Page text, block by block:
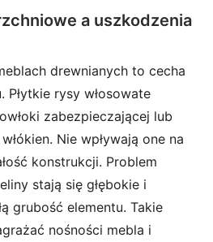
a uszkodzenia
drewnianych to cecha
Płytkie rysy włosowate
zabezpieczającej lub
Nie wpływają one na
konstrukcji. Problem
stają się głębokie i
grubość elementu. Takie
nośności mebla i